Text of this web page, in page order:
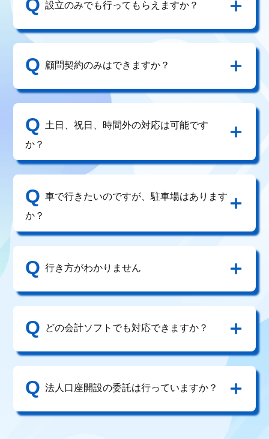
Q 設立のみでも行ってもらえますか？
Q 顧問契約のみはできますか？
Q 土日、祝日、時間外の対応は可能です
か？
Q 車で行きたいのですが、駐車場はあります
か？
Q 行き方がわかりません
Q どの会計ソフトでも対応できますか？
Q 法人口座開設の委託は行っていますか？